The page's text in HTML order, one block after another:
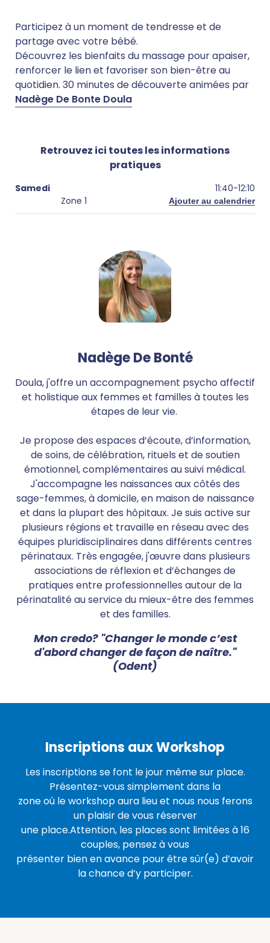
Participez à un moment de tendresse et de
partage avec votre bébé.
Découvrez les bienfaits du massage pour apaiser,
renforcer le lien et favoriser son bien-être au
quotidien. 30 minutes de découverte animées par
Nadège De Bonte Doula
Retrouvez ici toutes les informations
pratiques
Samedi 11:40-12:10
Zone 1
Ajouter au calendrier
Nadège De Bonté
Doula, j'offre un accompagnement psycho affectif
et holistique aux femmes et familles à toutes les
étapes de leur vie.
Je propose des espaces d’écoute, d’information,
de soins, de célébration, rituels et de soutien
émotionnel, complémentaires au suivi médical.
J'accompagne les naissances aux côtés des
sage-femmes, à domicile, en maison de naissance
et dans la plupart des hôpitaux. Je suis active sur
plusieurs régions et travaille en réseau avec des
équipes pluridisciplinaires dans différents centres
périnataux. Très engagée, j'œuvre dans plusieurs
associations de réflexion et d’échanges de
pratiques entre professionnelles autour de la
périnatalité au service du mieux-être des femmes
et des familles.
Mon credo? "Changer le monde c’est
d'abord changer de façon de naître."
(Odent)
Inscriptions aux Workshop
Les inscriptions se font le jour même sur place.
Présentez-vous simplement dans la
zone où le workshop aura lieu et nous nous ferons
un plaisir de vous réserver
une place.Attention, les places sont limitées à 16
couples, pensez à vous
présenter bien en avance pour être sûr(e) d’avoir
la chance d’y participer.